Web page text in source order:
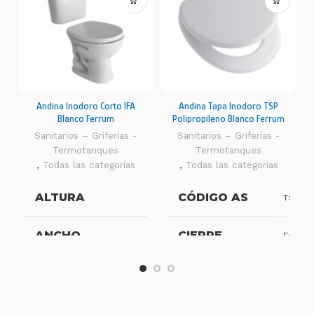
Andina Inodoro Corto IFA
Blanco Ferrum
Sanitarios – Griferías -
Termotanques
, Todas las categorias
ALTURA 36,7 cm
ANCHO 37,8 cm
49,5 cm
Andina Tapa Inodoro TSP
Polipropileno Blanco Ferrum
Sanitarios – Griferías -
Termotanques
, Todas las categorias
CÓDIGO AS TSP-B
CIERRE